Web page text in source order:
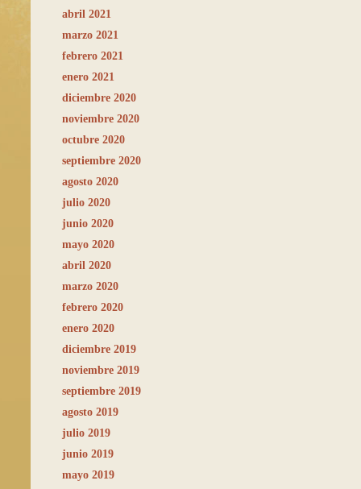
abril 2021
marzo 2021
febrero 2021
enero 2021
diciembre 2020
noviembre 2020
octubre 2020
septiembre 2020
agosto 2020
julio 2020
junio 2020
mayo 2020
abril 2020
marzo 2020
febrero 2020
enero 2020
diciembre 2019
noviembre 2019
septiembre 2019
agosto 2019
julio 2019
junio 2019
mayo 2019